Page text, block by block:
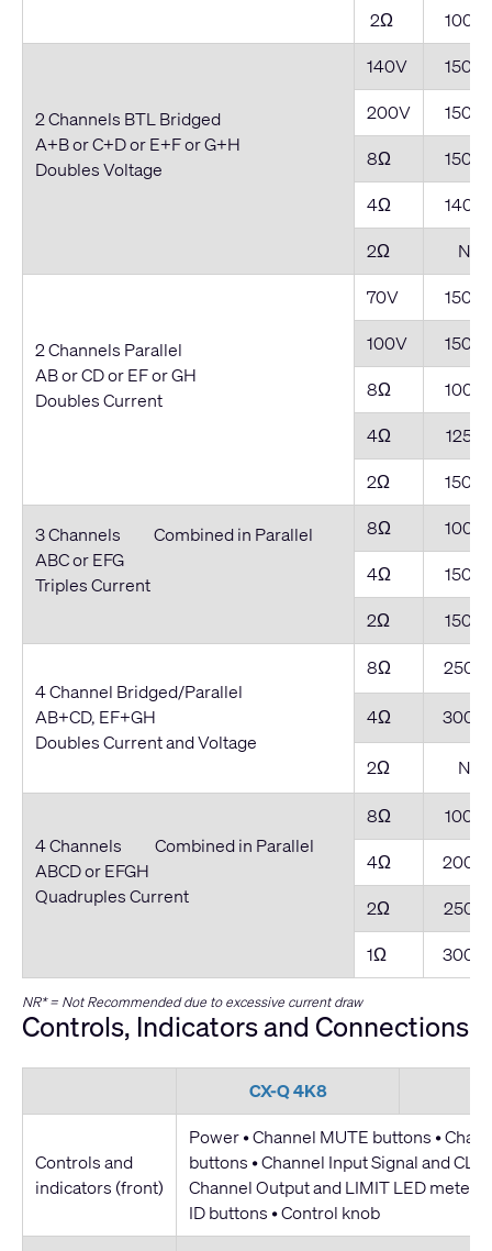
2Ω
1000
2 Channels BTL Bridged
A+B or C+D or E+F or G+H
Doubles Voltage
140V
1500
200V
1500
8Ω
1500
4Ω
1400
2Ω
NR*
2 Channels Parallel
AB or CD or EF or GH
Doubles Current
70V
1500
100V
1500
8Ω
1000
4Ω
1250
2Ω
1500
3 Channels Combined in Parallel
ABC or EFG
Triples Current
8Ω
1000
4Ω
1500
2Ω
1500
4 Channel Bridged/Parallel
AB+CD, EF+GH
Doubles Current and Voltage
8Ω 2500
4Ω 3000
2Ω NR*
4 Channels Combined in Parallel
ABCD or EFGH
Quadruples Current
8Ω
1000
4Ω
2000
2Ω
2500
1Ω
3000
NR* = Not Recommended due to excessive current draw
Controls, Indicators and Connections
CX-Q 4K8
Controls and
indicators (front)
Power • Channel MUTE buttons •
buttons • Channel Input Signal and
Channel Output and LIMIT LED meters
ID buttons • Control knob